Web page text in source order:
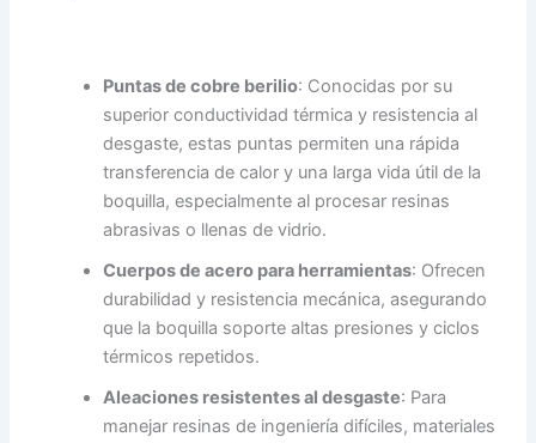
Puntas de cobre berilio: Conocidas por su
superior conductividad térmica y resistencia al
desgaste, estas puntas permiten una rápida
transferencia de calor y una larga vida útil de la
boquilla, especialmente al procesar resinas
abrasivas o llenas de vidrio.
Cuerpos de acero para herramientas: Ofrecen
durabilidad y resistencia mecánica, asegurando
que la boquilla soporte altas presiones y ciclos
térmicos repetidos.
Aleaciones resistentes al desgaste: Para
manejar resinas de ingeniería difíciles, materiales